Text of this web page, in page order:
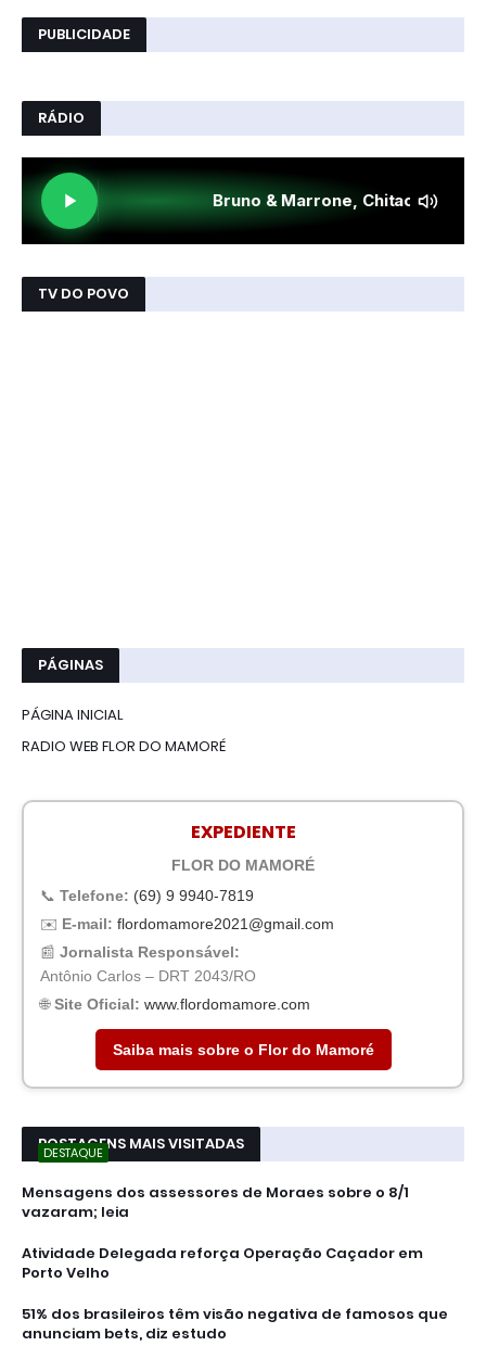
PUBLICIDADE
RÁDIO
TV DO POVO
PÁGINAS
PÁGINA INICIAL
RADIO WEB FLOR DO MAMORÉ
EXPEDIENTE
FLOR DO MAMORÉ
📞 Telefone: (69) 9 9940-7819
✉️ E-mail: flordomamore2021@gmail.com
📰 Jornalista Responsável:
Antônio Carlos – DRT 2043/RO
🌐Site Oficial: www.flordomamore.com
Saiba mais sobre o Flor do Mamoré
POSTAGENS MAIS VISITADAS
DESTAQUE
Mensagens dos assessores de Moraes sobre o 8/1
vazaram; leia
Atividade Delegada reforça Operação Caçador em
Porto Velho
51% dos brasileiros têm visão negativa de famosos que
anunciam bets, diz estudo